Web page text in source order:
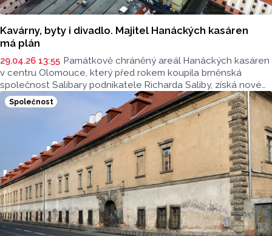
Kavárny, byty i divadlo. Majitel Hanáckých kasáren
má plán
29.04.26 13:55 Památkově chráněný areál Hanáckých kasáren
v centru Olomouce, který před rokem koupila brněnská
společnost Salibary podnikatele Richarda Saliby, získá nové
využití.
Společnost